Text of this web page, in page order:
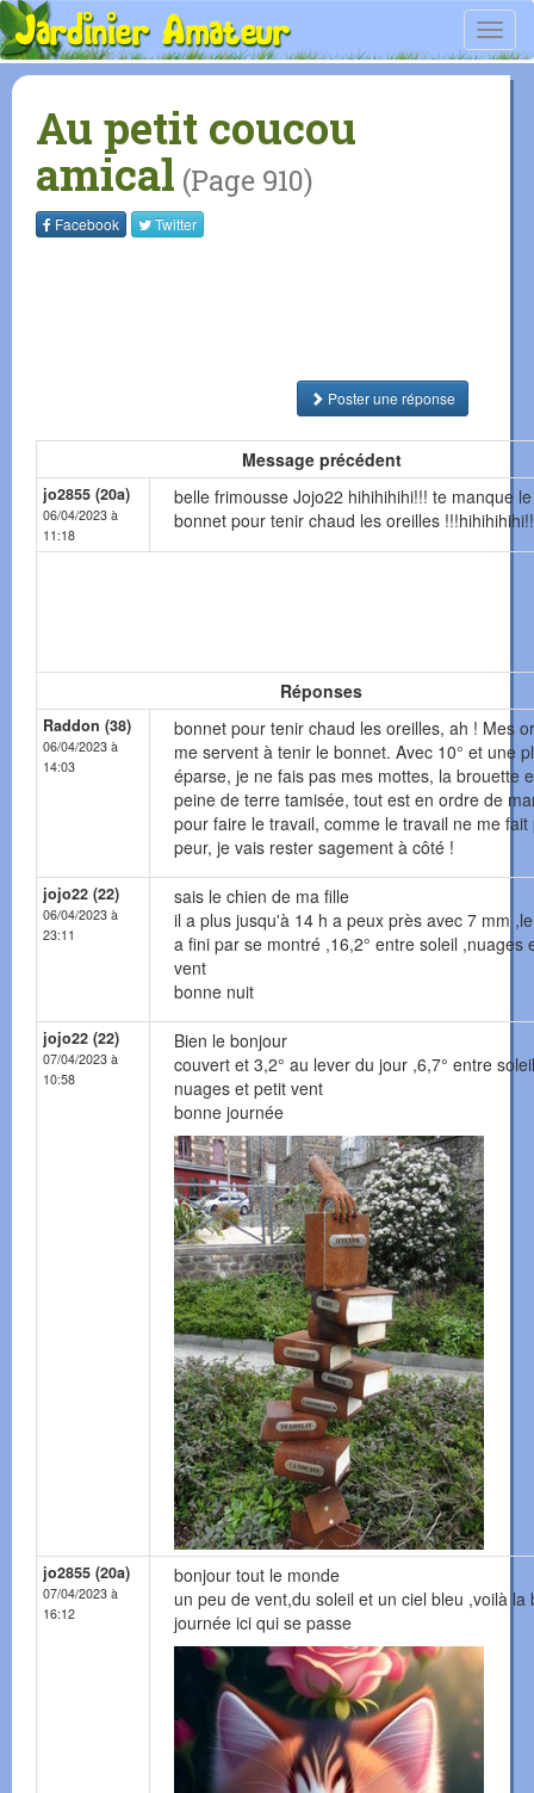
Au petit coucou
amical (Page 910)
Facebook Twitter
Poster une réponse
Message précédent
jo2855 (20a)
06/04/2023 à
11:18
belle frimousse Jojo22 hihihihihi!!! te manque le
bonnet pour tenir chaud les oreilles
Réponses
Raddon (38)
06/04/2023 à
14:03
bonnet pour tenir chaud les oreilles, ah ! Mes
me servent à tenir le bonnet. Avec 10° et une
éparse, je ne fais pas mes mottes, la brouette
peine de terre tamisée, tout est en ordre de
pour faire le travail, comme le travail ne me fait
peur, je vais rester sagement à côté !
jojo22 (22)
06/04/2023 à
23:11
sais le chien de ma fille
il a plus jusqu'à 14 h a peux près avec 7 mm
a fini par se montré ,16,2° entre soleil ,nuages
vent
bonne nuit
jojo22 (22)
07/04/2023 à
10:58
Bien le bonjour
couvert et 3,2° au lever du jour ,6,7° entre
nuages et petit vent
bonne journée
jo2855 (20a)
07/04/2023 à
16:12
bonjour tout le monde
un peu de vent,du soleil et un ciel bleu ,voilà la
journée ici qui se passe